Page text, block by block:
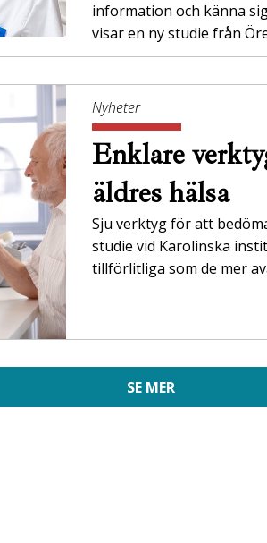
information och känna
visar en ny studie från
Nyheter
Enklare
äldres hälsa
Sju verktyg för att
studie vid Karolinska
tillförlitliga som de mer
SE MER